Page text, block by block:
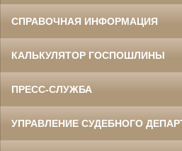
СПРАВОЧНАЯ ИНФОРМАЦИЯ
КАЛЬКУЛЯТОР ГОСПОШЛИНЫ
ПРЕСС-СЛУЖБА
УПРАВЛЕНИЕ СУДЕБНОГО